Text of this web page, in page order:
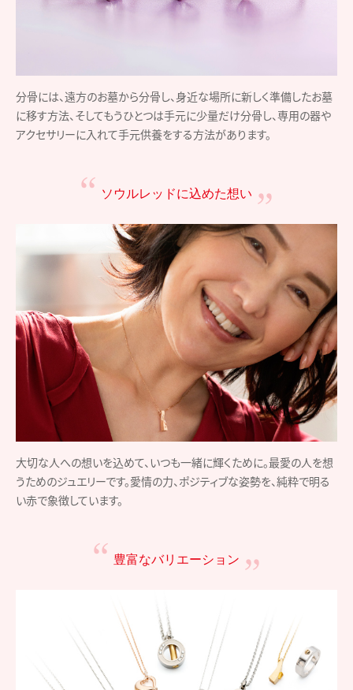
分骨には、遠方のお墓から分骨し、身近な場所に新しく準備したお墓
に移す方法、そしてもうひとつは手元に少量だけ分骨し、専用の器や
アクセサリーに入れて手元供養をする方法があります。
ソウルレッドに込めた想い
大切な人への想いを込めて、いつも一緒に輝くために。最愛の人を想
うためのジュエリーです。愛情の力、ポジティブな姿勢を、純粋で明る
い赤で象徴しています。
豊富なバリエーション